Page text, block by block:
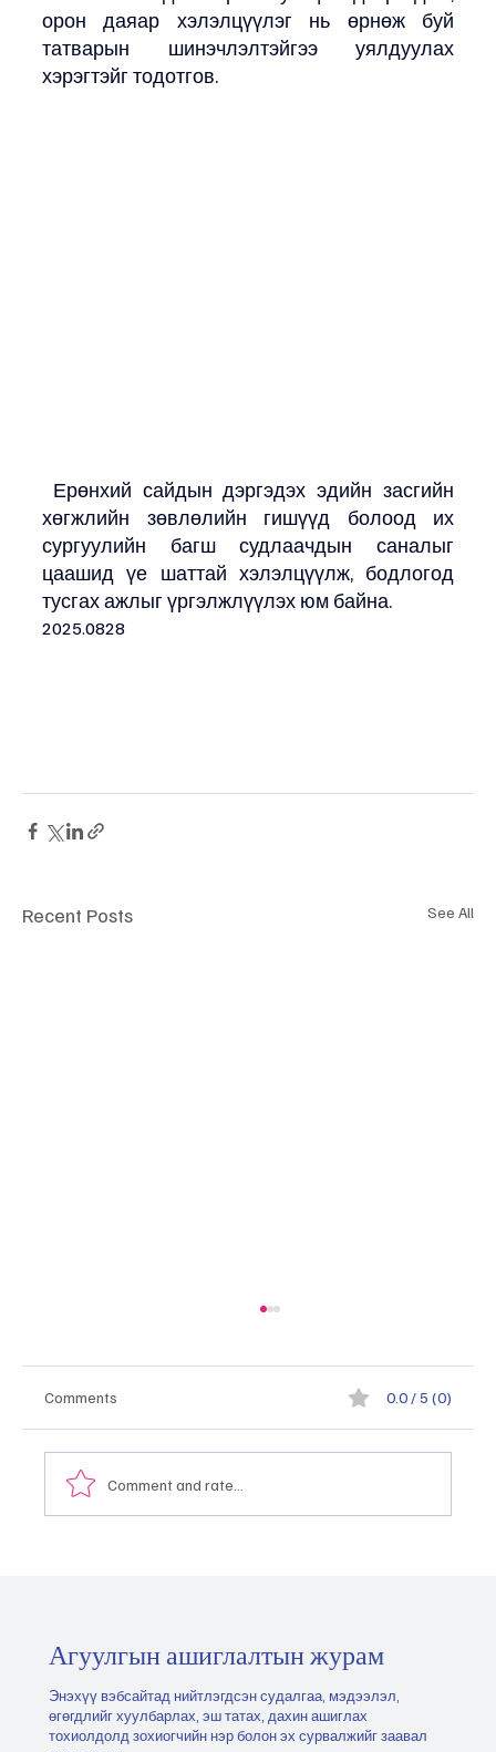
орон даяар хэлэлцүүлэг нь өрнөж буй
татварын шинэчлэлтэйгээ уялдуулах
хэрэгтэйг тодотгов.
Ерөнхий сайдын дэргэдэх эдийн засгийн
хөгжлийн зөвлөлийн гишүүд болоод их
сургуулийн багш судлаачдын саналыг
цаашид үе шаттай хэлэлцүүлж, бодлогод
тусгах ажлыг үргэлжлүүлэх юм байна.
2025.0828
Recent Posts See All
Comments 0.0 / 5 (0)
Comment and rate...
Агуулгын ашиглалтын журам
Энэхүү вэбсайтад нийтлэгдсэн судалгаа, мэдээлэл,
өгөгдлийг хуулбарлах, эш татах, дахин ашиглах
тохиолдолд зохиогчийн нэр болон эх сурвалжийг заавал